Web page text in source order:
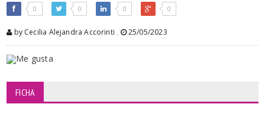
0 0 0 0
by Cecilia Alejandra Accorinti , 25/05/2023
FICHA